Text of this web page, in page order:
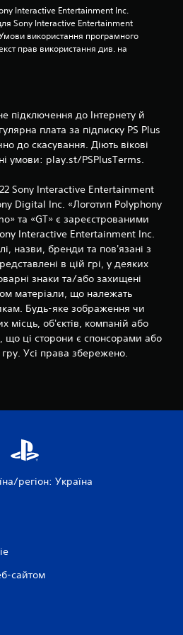
Interactive Entertainment Inc.
Sony Interactive Entertainment
використання програмного
прав використання див. на
підключення до Інтернету й
плата за підписку PS Plus
до скасування. Діють вікові
умови: play.st/PSPlusTerms.
Sony Interactive Entertainment
Digital Inc. «Логотип Polyphony
та «GT» є зареєстрованими
Interactive Entertainment Inc.
назви, бренди та пов'язані з
в цій грі, у деяких
знаки та/або захищені
матеріали, що належать
Будь-яке зображення чи
місць, об'єктів, компаній або
що ці сторони є спонсорами або
Усі права збережено.
регіон: Україна
сайтом